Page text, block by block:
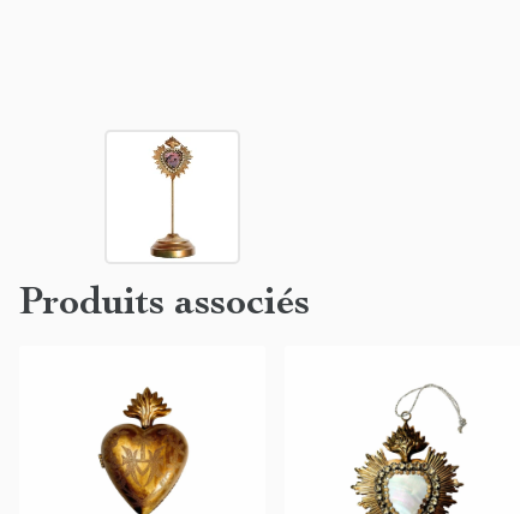
Produits associés